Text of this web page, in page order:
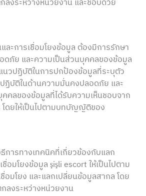
ลงระหว่างหน่วยงาน และชอบด้วย
ละการเชื่อมโยงข้อมูล ต้องมีการรักษา
ดภัย และความเป็นส่วนบุคคลของข้อมูล
นวปฏิบัติในการปกป้องข้อมูลที่ระบุตัว
ฏิบัติในด้านความมั่นคงปลอดภัย และ
คลของข้อมูลที่ได้รับความเห็นชอบจาก
ดยให้เป็นไปตามบทบัญญัติของ
ธีการทางเทคนิคที่เกี่ยวข้องกับแลก
ชื่อมโยงข้อมูล şişli escort ให้เป็นไปตาม
อมโยง และแลกเปลี่ยนข้อมูลสากล โดย
กลงระหว่างหน่วยงาน